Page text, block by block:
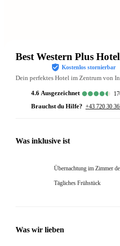
Best Western Plus
Kostenlos stornierbar
Dein perfektes Hotel im Zentrum von
4.6 ausgezeichnet
Brauchst du Hilfe? +43 720 30
Was inklusive ist
Übernachtung im Zimmer
Tägliches Frühstück
Was wir lieben